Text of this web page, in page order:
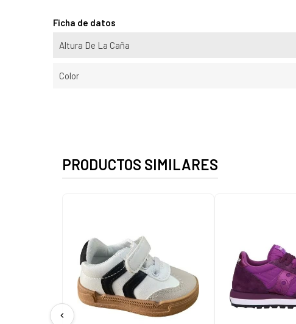
Ficha de datos
Altura De La Caña
Color
PRODUCTOS SIMILARES
chevron_left